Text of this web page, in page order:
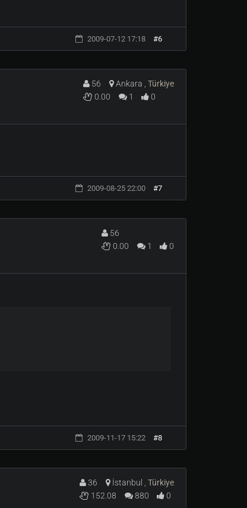
2009-07-12 17:18 #6
56 Ankara , Türkiye
0.00
1 0
2009-08-25 22:00 #7
56
0.00
1 0
2009-11-17 15:22 #8
36 İstanbul , Türkiye
152.08
880 0